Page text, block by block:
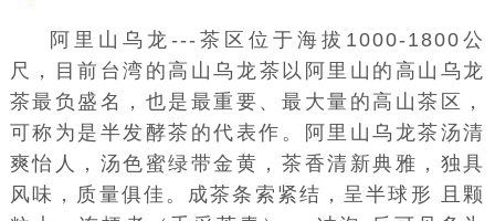
阿里山乌龙---茶区位于海拔1000-1800公
尺，目前台湾的 高山乌龙茶 以阿里山的高山乌龙
茶最负盛名，也是最重要、最大量的高山茶区，
可称为是 半发酵茶 的代表作。阿里山乌龙茶汤清
爽怡人，汤色蜜绿带金黄，茶香清新典雅，独具
风味，质量俱佳。成茶条索紧结，呈半球形 且颗